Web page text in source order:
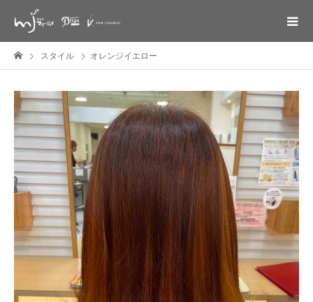
スタイル オレンジイエロー